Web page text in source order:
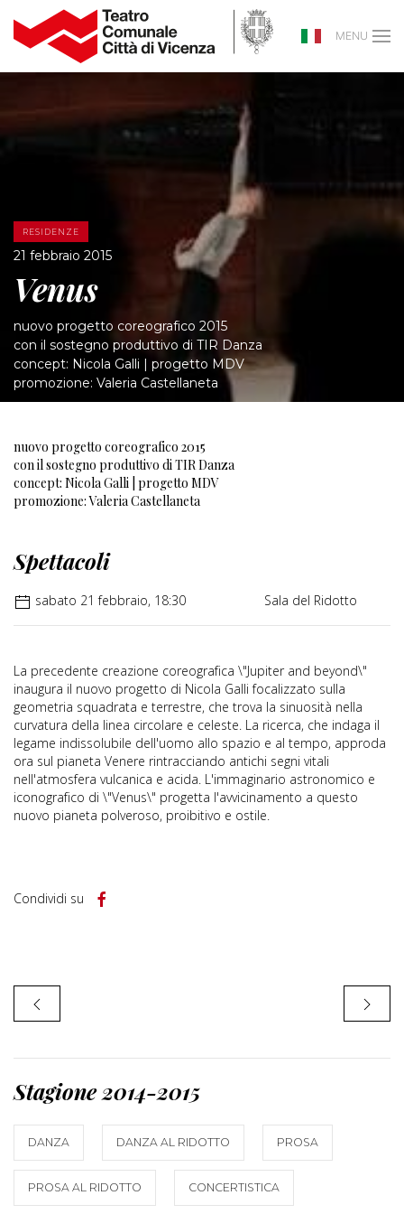
MENU
RESIDENZE
21 febbraio 2015
Venus
nuovo progetto coreografico 2015
con il sostegno produttivo di TIR Danza
concept: Nicola Galli | progetto MDV
promozione: Valeria Castellaneta
nuovo progetto coreografico 2015
con il sostegno produttivo di TIR Danza
concept: Nicola Galli | progetto MDV
promozione: Valeria Castellaneta
Spettacoli
sabato 21 febbraio, 18:30 Sala del Ridotto
La precedente creazione coreografica \"Jupiter and beyond\"
inaugura il nuovo progetto di Nicola Galli focalizzato sulla
geometria squadrata e terrestre, che trova la sinuosità nella
curvatura della linea circolare e celeste. La ricerca, che indaga il
legame indissolubile dell'uomo allo spazio e al tempo, approda
ora sul pianeta Venere rintracciando antichi segni vitali
nell'atmosfera vulcanica e acida. L'immaginario astronomico e
iconografico di \"Venus\" progetta l'avvicinamento a questo
nuovo pianeta polveroso, proibitivo e ostile.
Condividi su
Stagione 2014-2015
DANZA DANZA AL RIDOTTO PROSA
PROSA AL RIDOTTO CONCERTISTICA